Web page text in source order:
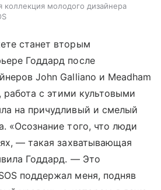
коллекция молодого дизайнера
станет вторым
Годдард после
John Galliano и Meadham
работа с этими культовыми
на причудливый и смелый
«Осознание того, что люди
— такая захватывающая
Годдард. — Это
поддержал меня, подняв